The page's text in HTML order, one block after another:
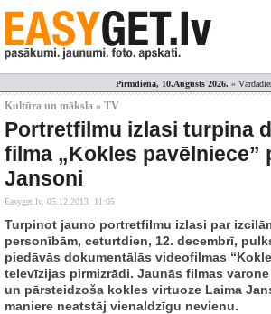
Pirmdiena, 10.Augusts 2026. »
Kultūra un māksla » TV
Portretfilmu izlasi turpina
filma „Kokles pavēlniece”
Jansoni
Easyget.lv, 05.12.2013. 11:05
Turpinot jauno portretfilmu izlasi par
personībām, ceturtdien, 12. decembrī,
piedāvās dokumentālās videofilmas
televīzijas pirmizrādi. Jaunās filmas
un pārsteidzoša kokles virtuoze Laima
maniere neatstāj vienaldzīgu nevienu.